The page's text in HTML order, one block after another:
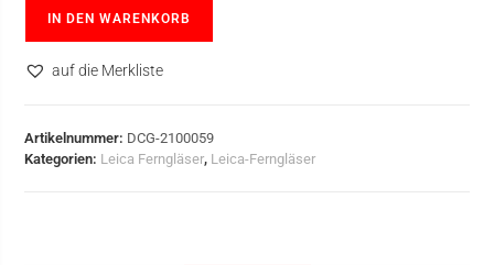
IN DEN WARENKORB
auf die Merkliste
Artikelnummer: DCG-2100059
Kategorien: Leica Ferngläser, Leica-Ferngläser